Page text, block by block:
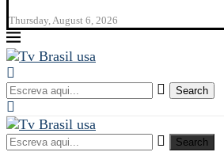
Thursday, August 6, 2026
Search
Search